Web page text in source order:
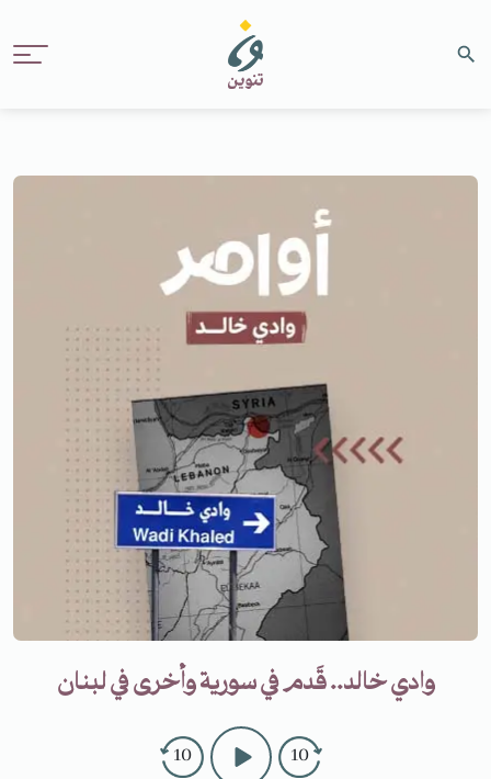
وادي خالد.. قَدم في سورية وأخرى في لبنان
10
10